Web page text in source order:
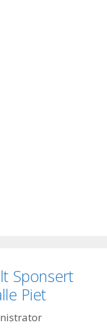
Sponsert
Piet